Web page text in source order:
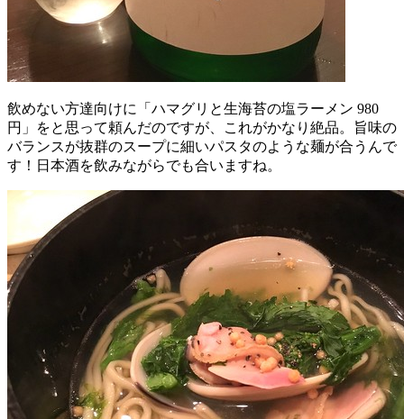
飲めない方達向けに「ハマグリと生海苔の塩ラーメン 980
円」をと思って頼んだのですが、これがかなり絶品。旨味の
バランスが抜群のスープに細いパスタのような麺が合うんで
す！日本酒を飲みながらでも合いますね。